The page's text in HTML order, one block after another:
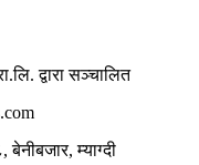
द्वारा सञ्चालित
म्याग्दी